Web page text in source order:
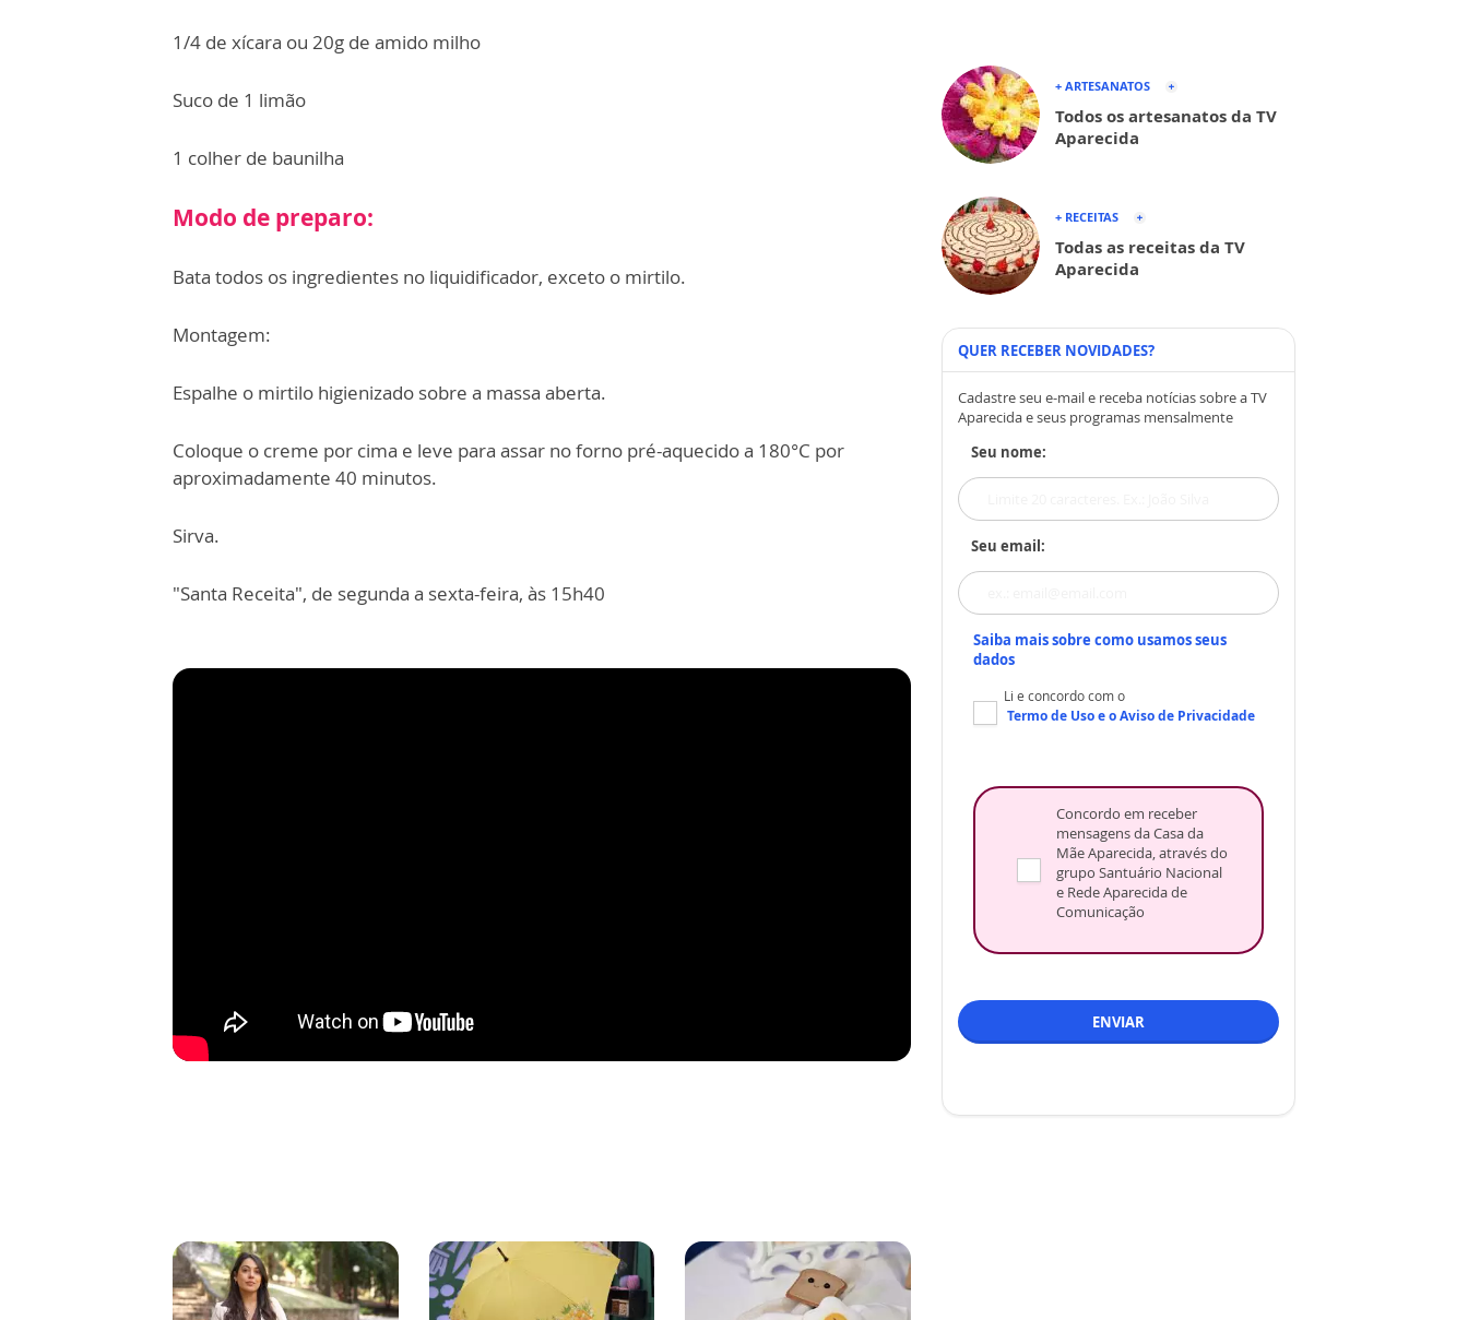
1/4 de xícara ou 20g de amido milho
Suco de 1 limão
1 colher de baunilha
Modo de preparo:
Bata todos os ingredientes no liquidificador, exceto o mirtilo.
Montagem:
Espalhe o mirtilo higienizado sobre a massa aberta.
Coloque o creme por cima e leve para assar no forno pré-aquecido a 180°C por
aproximadamente 40 minutos.
Sirva.
"Santa Receita", de segunda a sexta-feira, às 15h40
+ ARTESANATOS
Todos os artesanatos da TV
Aparecida
+ RECEITAS
Todas as receitas da TV
Aparecida
QUER RECEBER NOVIDADES?
Cadastre seu e-mail e receba notícias sobre a TV
Aparecida e seus programas mensalmente
Seu nome:
Seu email:
Saiba mais sobre como usamos seus
dados
Li e concordo com o
Termo de Usoe oAviso de Privacidade
Concordo em receber
mensagens da Casa da
Mãe Aparecida, através do
grupo Santuário Nacional
e Rede Aparecida de
Comunicação
ENVIAR